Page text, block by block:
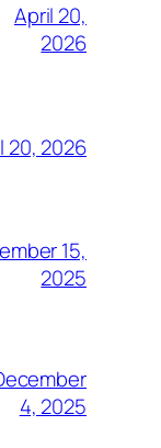
April 20,
2026
20, 2026
15,
2025
4, 2025